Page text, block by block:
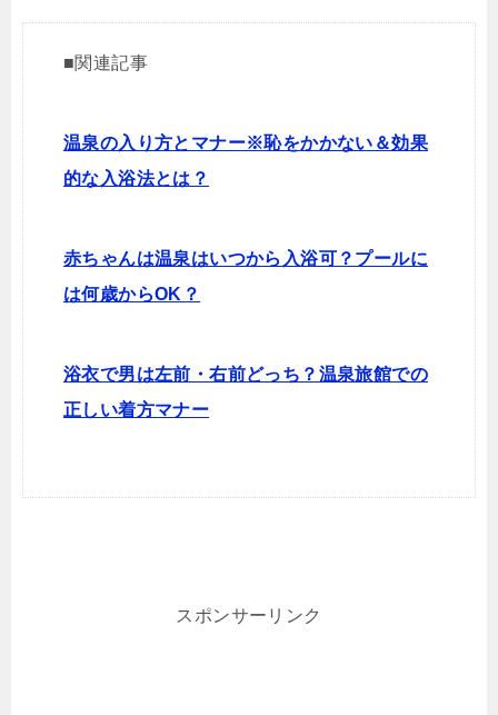
■関連記事
温泉の入り方とマナー※恥をかかない＆効果
的な入浴法とは？
赤ちゃんは温泉はいつから入浴可？プールに
は何歳からOK？
浴衣で男は左前・右前どっち？温泉旅館での
正しい着方マナー
スポンサーリンク